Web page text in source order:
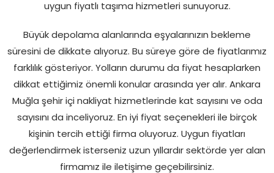
uygun fiyatlı taşıma hizmetleri sunuyoruz.
Büyük depolama alanlarında eşyalarınızın bekleme
süresini de dikkate alıyoruz. Bu süreye göre de fiyatlarımız
farklılık gösteriyor. Yolların durumu da fiyat hesaplarken
dikkat ettiğimiz önemli konular arasında yer alır. Ankara
Muğla şehir içi nakliyat hizmetlerinde kat sayısını ve oda
sayısını da inceliyoruz. En iyi fiyat seçenekleri ile birçok
kişinin tercih ettiği firma oluyoruz. Uygun fiyatları
değerlendirmek isterseniz uzun yıllardır sektörde yer alan
firmamız ile iletişime geçebilirsiniz.